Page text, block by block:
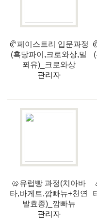
🥐페이스트리 입문과정
(흑당파이,크로와상,밀
푀유)_크로와상
관리자
🥨유럽빵 과정(치아바
타,바게트,깜빠뉴+천연
발효종)_깜빠뉴
관리자